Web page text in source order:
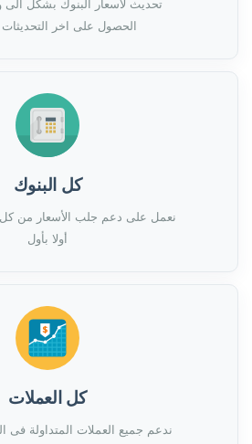
تحديث لأسعار البنوك بشكل
الحصول على اخر التحديثات
كل البنوك
نعمل على دعم جلب الأسعار من كل
أولا بأول
كل العملات
ندعم جميع العملات المتداولة فى